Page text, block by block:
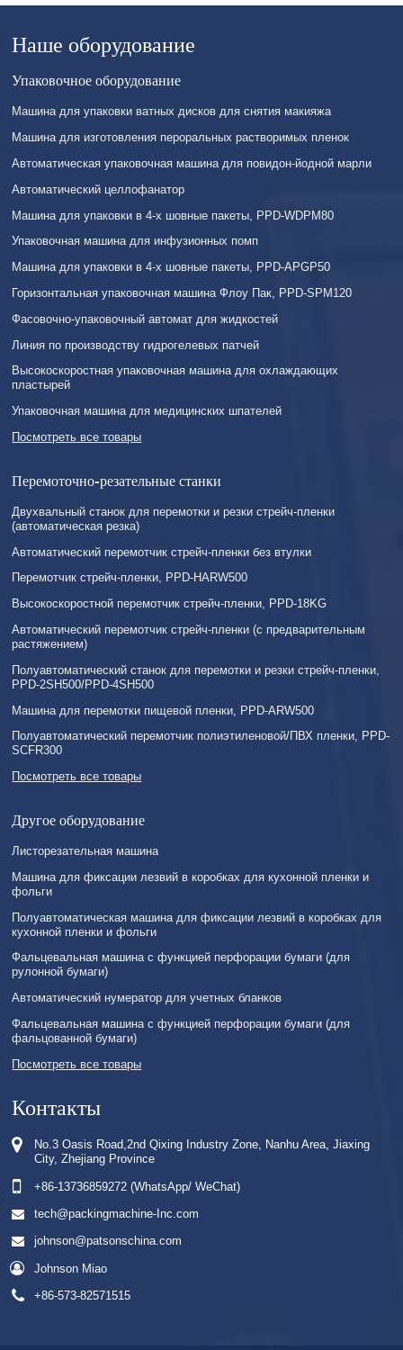
Наше оборудование
Упаковочное оборудование
Машина для упаковки ватных дисков для снятия макияжа
Машина для изготовления пероральных растворимых пленок
Автоматическая упаковочная машина для повидон-йодной марли
Автоматический целлофанатор
Машина для упаковки в 4-х шовные пакеты, PPD-WDPM80
Упаковочная машина для инфузионных помп
Машина для упаковки в 4-х шовные пакеты, PPD-APGP50
Горизонтальная упаковочная машина Флоу Пак, PPD-SPM120
Фасовочно-упаковочный автомат для жидкостей
Линия по производству гидрогелевых патчей
Высокоскоростная упаковочная машина для охлаждающих
пластырей
Упаковочная машина для медицинских шпателей
Посмотреть все товары
Перемоточно-резательные станки
Двухвальный станок для перемотки и резки стрейч-пленки
(автоматическая резка)
Автоматический перемотчик стрейч-пленки без втулки
Перемотчик стрейч-пленки, PPD-HARW500
Высокоскоростной перемотчик стрейч-пленки, PPD-18KG
Автоматический перемотчик стрейч-пленки (с предварительным
растяжением)
Полуавтоматический станок для перемотки и резки стрейч-пленки,
PPD-2SH500/PPD-4SH500
Машина для перемотки пищевой пленки, PPD-ARW500
Полуавтоматический перемотчик полиэтиленовой/ПВХ пленки, PPD-
SCFR300
Посмотреть все товары
Другое оборудование
Листорезательная машина
Машина для фиксации лезвий в коробках для кухонной пленки и
фольги
Полуавтоматическая машина для фиксации лезвий в коробках для
кухонной пленки и фольги
Фальцевальная машина с функцией перфорации бумаги (для
рулонной бумаги)
Автоматический нумератор для учетных бланков
Фальцевальная машина с функцией перфорации бумаги (для
фальцованной бумаги)
Посмотреть все товары
Контакты
No.3 Oasis Road,2nd Qixing Industry Zone, Nanhu Area, Jiaxing
City, Zhejiang Province
+86-13736859272 (WhatsApp/ WeChat)
tech@packingmachine-Inc.com
johnson@patsonschina.com
Johnson Miao
+86-573-82571515